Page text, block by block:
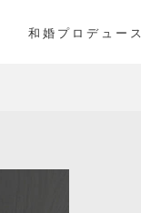
和婚プロデュース